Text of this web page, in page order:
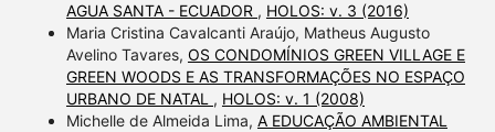
AGUA SANTA - ECUADOR , HOLOS: v. 3 (2016)
Maria Cristina Cavalcanti Araújo, Matheus Augusto
Avelino Tavares, OS CONDOMÍNIOS GREEN VILLAGE E
GREEN WOODS E AS TRANSFORMAÇÕES NO ESPAÇO
URBANO DE NATAL , HOLOS: v. 1 (2008)
Michelle de Almeida Lima, A EDUCAÇÃO AMBIENTAL